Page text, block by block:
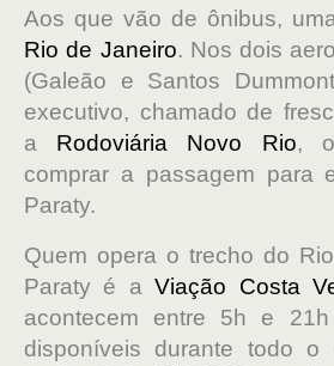
Aos que vão de ônibus,
Rio de Janeiro. Nos dois
(Galeão e Santos
executivo, chamado de
a Rodoviária Novo Rio,
comprar a passagem para
Paraty.
Quem opera o trecho do
Paraty é aViação Costa
acontecem entre 5h e
disponíveis durante todo